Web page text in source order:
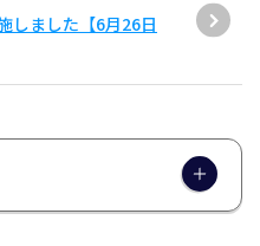
しました【6月26日